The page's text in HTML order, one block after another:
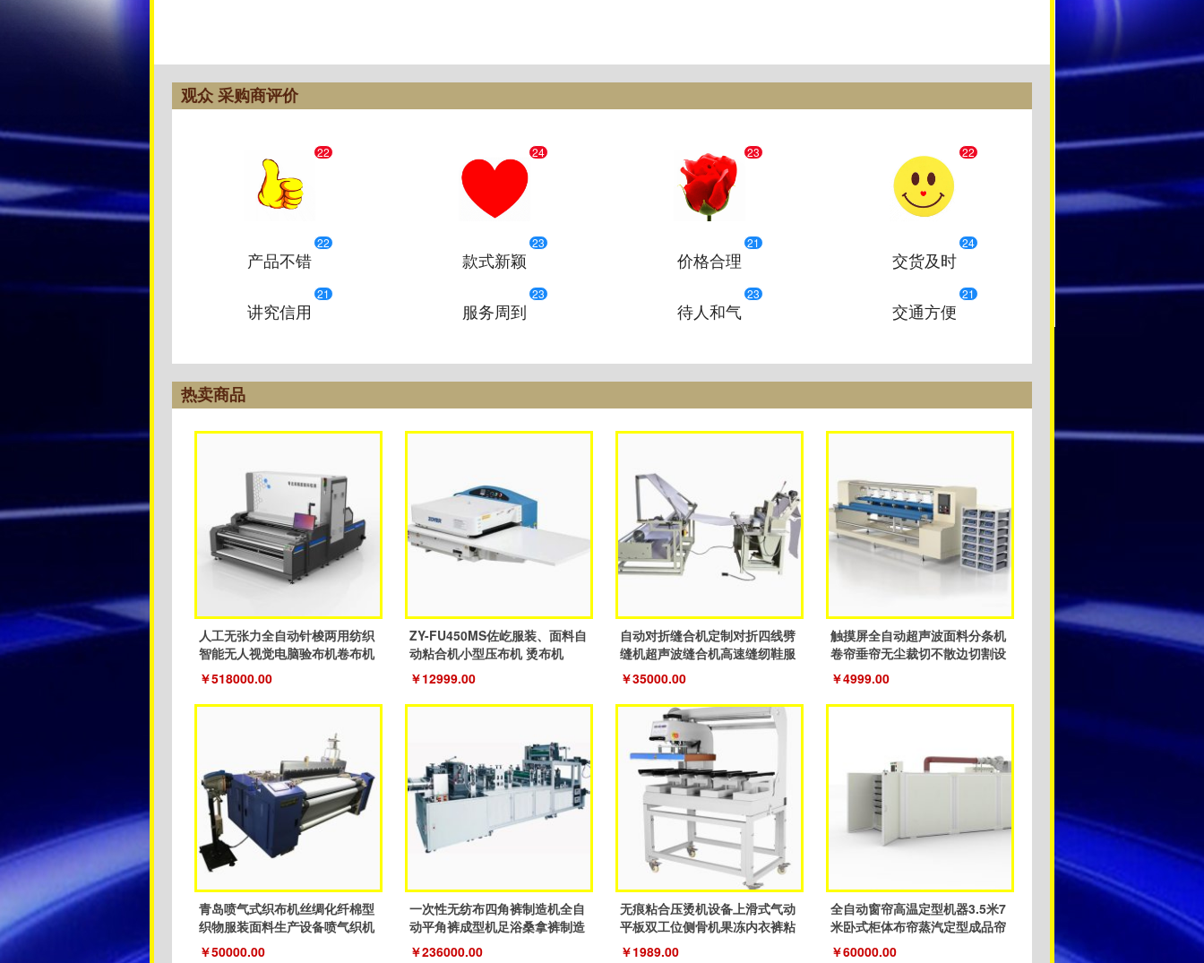
观众 采购商评价
22 24 23 22
产品不错
22
款式新颖
23
价格合理
21
交货及时
24
讲究信用
21
服务周到
23
待人和气
23
交通方便
21
热卖商品
人工无张力全自动针梭两用纺织
智能无人视觉电脑验布机卷布机
￥518000.00
ZY-FU450MS佐屹服装、面料自
动粘合机小型压布机 烫布机
￥12999.00
自动对折缝合机定制对折四线劈
缝机超声波缝合机高速缝纫鞋服
机
￥35000.00
触摸屏全自动超声波面料分条机
卷帘垂帘无尘裁切不散边切割设
备
￥4999.00
青岛喷气式织布机丝绸化纤棉型
织物服装面料生产设备喷气织机
￥50000.00
一次性无纺布四角裤制造机全自
动平角裤成型机足浴桑拿裤制造
机器
￥236000.00
无痕粘合压烫机设备上滑式气动
平板双工位侧骨机果冻内衣裤粘
合机
￥1989.00
全自动窗帘高温定型机器3.5米7
米卧式柜体布帘蒸汽定型成品帘
￥60000.00